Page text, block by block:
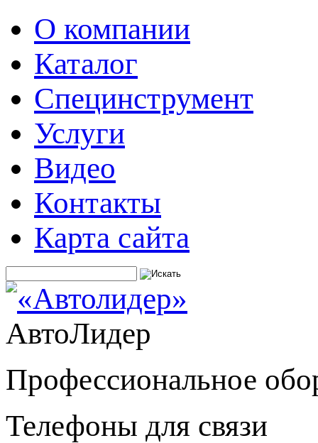
О компании
Каталог
Специнструмент
Услуги
Видео
Контакты
Карта сайта
АвтоЛидер
Профессиональное
Телефоны для связи